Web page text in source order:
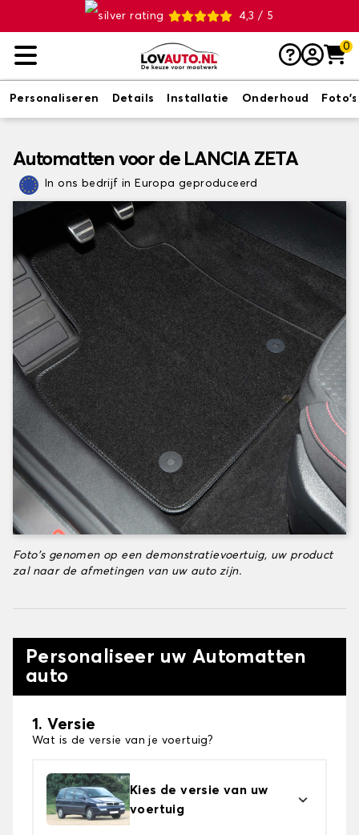
4,3 / 5
0
Personaliseren Details Installatie Onderhoud Foto's
Automatten voor de LANCIA ZETA
In ons bedrijf in Europa geproduceerd
Foto's genomen op een demonstratievoertuig, uw product
zal naar de afmetingen van uw auto zijn.
Personaliseer uw Automatten
auto
1. Versie
Wat is de versie van je voertuig?
Kies de versie van uw
voertuig